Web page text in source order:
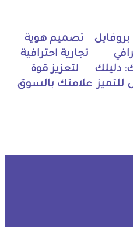
دليلك
للتميز
تصميم هوية
تجارية احترافية
لتعزيز قوة
علامتك بالسوق